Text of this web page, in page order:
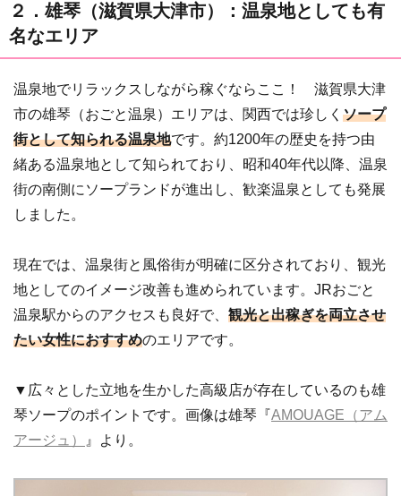
２．雄琴（滋賀県大津市）：温泉地としても有
名なエリア
温泉地でリラックスしながら稼ぐならここ！ 滋賀県大津
市の雄琴（おごと温泉）エリアは、関西では珍しく ソープ
街として知られる温泉地です。約1200年の歴史を持つ由
緒ある温泉地として知られており、昭和40年代以降、温泉
街の南側にソープランドが進出し、歓楽温泉としても発展
しました。
現在では、温泉街と風俗街が明確に区分されており、観光
地としてのイメージ改善も進められています。JRおごと
温泉駅からのアクセスも良好で、 観光と出稼ぎを両立させ
たい女性におすすめのエリアです。
▼広々とした立地を生かした高級店が存在しているのも雄
琴ソープのポイントです。画像は雄琴『AMOUAGE（アム
アージュ）
』より。